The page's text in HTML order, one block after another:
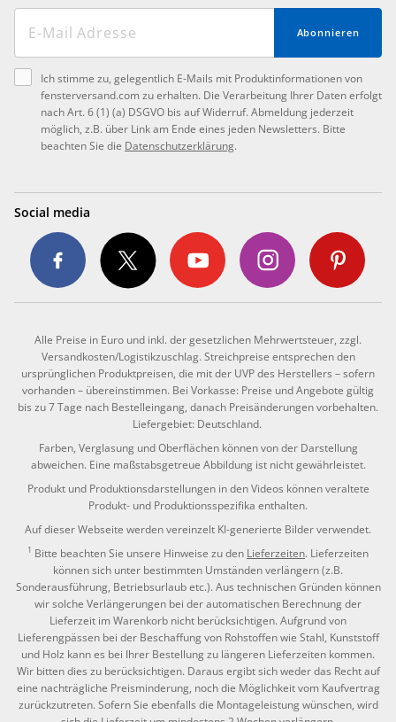
Abonnieren
Ich stimme zu, gelegentlich E-Mails mit Produktinformationen von
fensterversand.com zu erhalten. Die Verarbeitung Ihrer Daten erfolgt
nach Art. 6 (1) (a) DSGVO bis auf Widerruf. Abmeldung jederzeit
möglich, z.B. über Link am Ende eines jeden Newsletters. Bitte
beachten Sie die Datenschutzerklärung.
Social media
Alle Preise in Euro und inkl. der gesetzlichen Mehrwertsteuer, zzgl.
Versandkosten/Logistikzuschlag. Streichpreise entsprechen den
ursprünglichen Produktpreisen, die mit der UVP des Herstellers – sofern
vorhanden – übereinstimmen. Bei Vorkasse: Preise und Angebote gültig
bis zu 7 Tage nach Bestelleingang, danach Preisänderungen vorbehalten.
Liefergebiet: Deutschland.
Farben, Verglasung und Oberflächen können von der Darstellung
abweichen. Eine maßstabsgetreue Abbildung ist nicht gewährleistet.
Produkt und Produktionsdarstellungen in den Videos können veraltete
Produkt- und Produktionsspezifika enthalten.
Auf dieser Webseite werden vereinzelt KI-generierte Bilder verwendet.
1 Bitte beachten Sie unsere Hinweise zu den Lieferzeiten. Lieferzeiten
können sich unter bestimmten Umständen verlängern (z.B.
Sonderausführung, Betriebsurlaub etc.). Aus technischen Gründen können
wir solche Verlängerungen bei der automatischen Berechnung der
Lieferzeit im Warenkorb nicht berücksichtigen. Aufgrund von
Lieferengpässen bei der Beschaffung von Rohstoffen wie Stahl, Kunststoff
und Holz kann es bei Ihrer Bestellung zu längeren Lieferzeiten kommen.
Wir bitten dies zu berücksichtigen. Daraus ergibt sich weder das Recht auf
eine nachträgliche Preisminderung, noch die Möglichkeit vom Kaufvertrag
zurückzutreten. Sofern Sie ebenfalls die Montageleistung wünschen, wird